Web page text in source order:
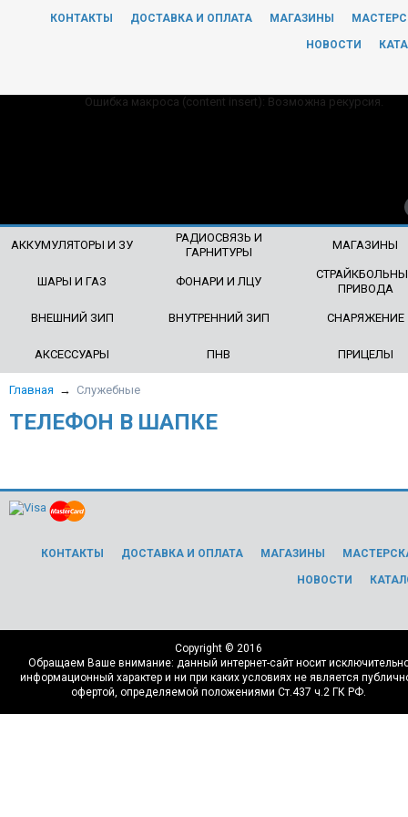
КОНТАКТЫ ДОСТАВКА И ОПЛАТА МАГАЗИНЫ
НОВОСТИ
Ошибка макроса (content insert): Возможна рекурсия.
АККУМУЛЯТОРЫ И ЗУ
РАДИОСВЯЗЬ И
ГАРНИТУРЫ
МАГАЗИНЫ
ШАРЫ И ГАЗ ФОНАРИ И ЛЦУ
ПРИВОДА
ВНЕШНИЙ ЗИП ВНУТРЕННИЙ ЗИП СНАРЯЖЕНИЕ
АКСЕССУАРЫ ПНВ ПРИЦЕЛЫ
Главная → Служебные
ТЕЛЕФОН В ШАПКЕ
КОНТАКТЫ ДОСТАВКА И ОПЛАТА МАГАЗИНЫ
НОВОСТИ
Copyright © 2016
Обращаем Ваше внимание: данный интернет-сайт носит
информационный характер и ни при каких условиях не является
офертой, определяемой положениями Ст.437 ч.2 ГК РФ.
ЧТО БУДЕМ ИСКАТЬ?